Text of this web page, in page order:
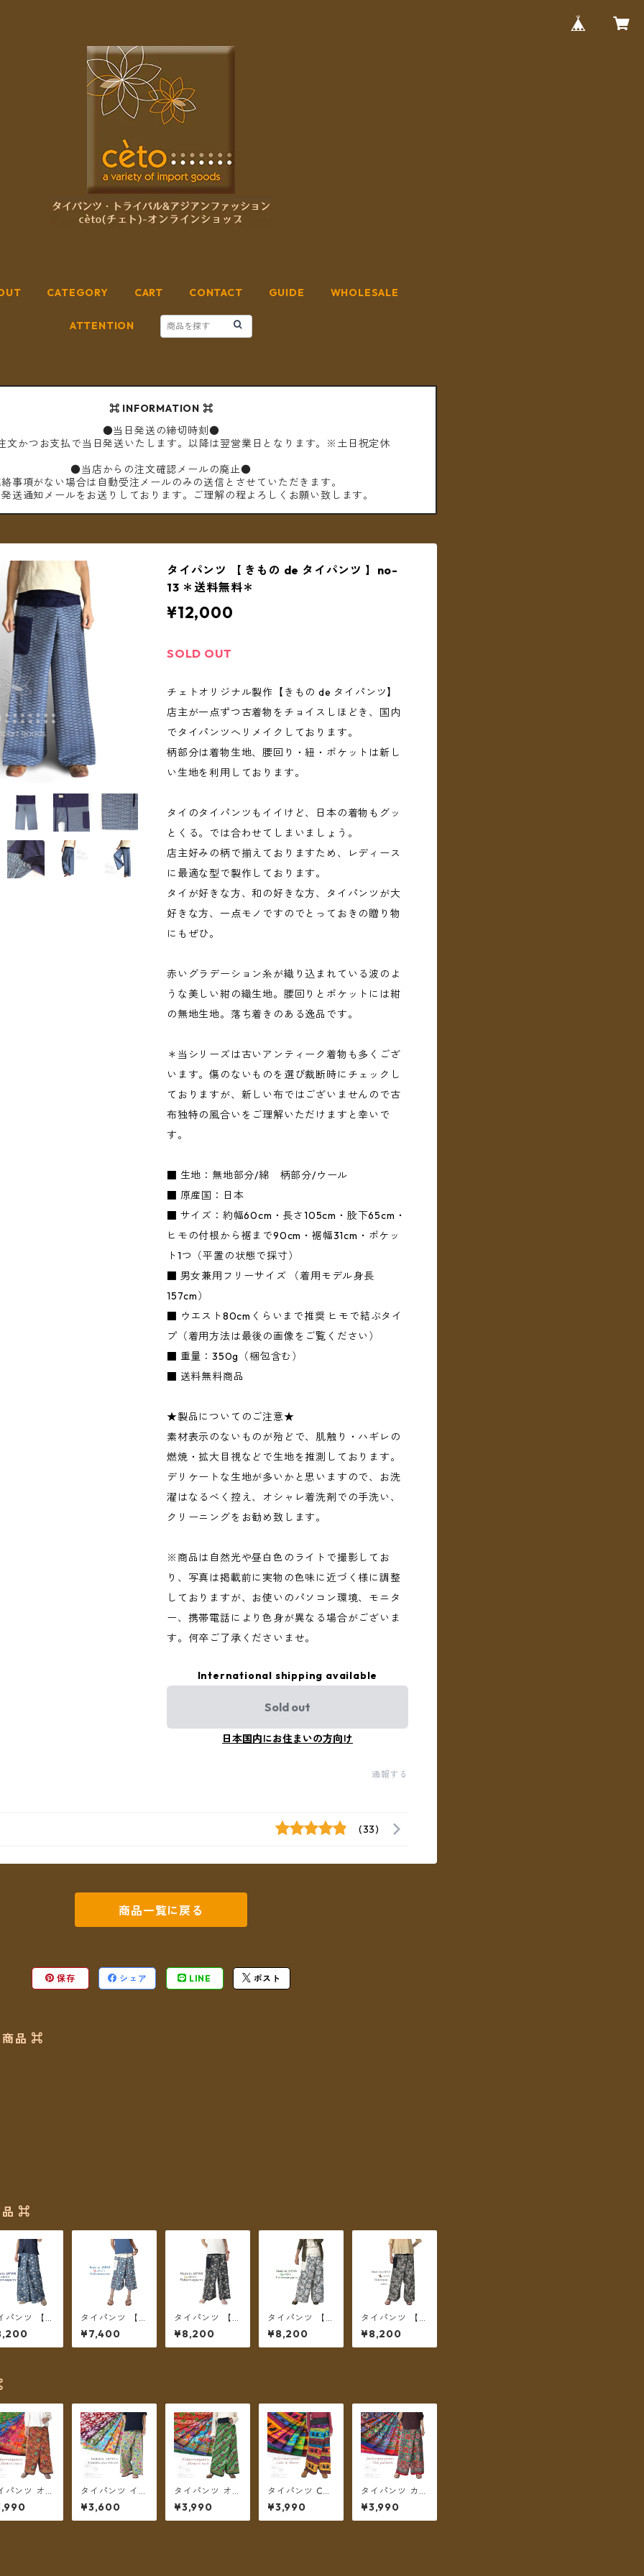
CATEGORY CART CONTACT GUIDE WHOLESALE
ATTENTION
⌘ INFORMATION ⌘
●当日発送の締切時刻●
文かつお支払で当日発送いたします。以降は翌営業日となります。※土日祝定休
●当店からの注文確認メールの廃止●
事項がない場合は自動受注メールのみの送信とさせていただきます。
送通知メールをお送りしております。ご理解の程よろしくお願い致します。
タイパンツ 【 きもの de タイパンツ 】no-
13 ＊送料無料＊
¥12,000
SOLD OUT
チェトオリジナル製作【きもの de タイパンツ】
店主が一点ずつ古着物をチョイスしほどき、国内
でタイパンツへリメイクしております。
柄部分は着物生地、腰回り・紐・ポケットは新し
い生地を利用しております。
タイのタイパンツもイイけど、日本の着物もグッ
とくる。では合わせてしまいましょう。
店主好みの柄で揃えておりますため、レディース
に最適な型で製作しております。
タイが好きな方、和の好きな方、タイパンツが大
好きな方、一点モノですのでとっておきの贈り物
にもぜひ。
赤いグラデーション糸が織り込まれている波のよ
うな美しい紺の織生地。腰回りとポケットには紺
の無地生地。落ち着きのある逸品です。
＊当シリーズは古いアンティーク着物も多くござ
います。傷のないものを選び裁断時にチェックし
ておりますが、新しい布ではございませんので古
布独特の風合いをご理解いただけますと幸いで
す。
■ 生地：無地部分/綿 柄部分/ウール
■ 原産国：日本
■ サイズ：約幅60cm・長さ105cm・股下65cm・
ヒモの付根から裾まで90cm・裾幅31cm・ポケッ
ト1つ（平置の状態で採寸）
■ 男女兼用フリーサイズ （着用モデル身長
157cm）
■ ウエスト80cmくらいまで推奨 ヒモで結ぶタイ
プ（着用方法は最後の画像をご覧ください）
■ 重量：350g（梱包含む）
■ 送料無料商品
★製品についてのご注意★
素材表示のないものが殆どで、肌触り・ハギレの
燃焼・拡大目視などで生地を推測しております。
デリケートな生地が多いかと思いますので、お洗
濯はなるべく控え、オシャレ着洗剤での手洗い、
クリーニングをお勧め致します。
※商品は自然光や昼白色のライトで撮影してお
り、写真は掲載前に実物の色味に近づく様に調整
しておりますが、お使いのパソコン環境、モニタ
ー、携帯電話により色身が異なる場合がございま
す。何卒ご了承くださいませ。
International shipping available
Sold out
日本国内にお住まいの方向け
通報する
(33)
商品一覧に戻る
保存 シェア LINE ポスト
商品 ⌘
品 ⌘
パンツ 【チ
パン】 Fish
0
メール便
タイパンツ 【チ
ェトパン】 Fish
ermanpants-0
50 ＊メール便
¥7,400
タイパンツ 【チ
ェトパン】 Fish
ermanpants-0
53 ＊メール便
¥8,200
タイパンツ 【チ
ェトパン】 Fish
ermanpants-0
52 ＊メール便
¥8,200
タイパンツ 【チ
ェトパン】 Fish
ermanpants-0
55 ＊メール便
¥8,200
パンツ オリ
タルフラワ
カラー リゾ
No.5 ロン
タイパンツ イン
ド綿 インド更紗
no.12 フラワー
プリント 2タイ
¥3,600
タイパンツ オリ
エンタルフラワ
ー 6カラー リゾ
パン No.8 ロン
¥3,990
タイパンツ Cat
&Moon カラフ
ルボーダー 6カ
ラー リゾパン
¥3,990
タイパンツ カラ
フルタイル調柄
7カラー リゾパ
ン ロング丈【メ
¥3,990